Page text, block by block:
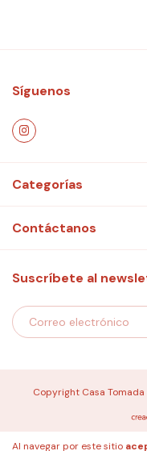
Al navegar por este sitio
Síguenos
Categorías
Contáctanos
Suscríbete al
Copyright Casa